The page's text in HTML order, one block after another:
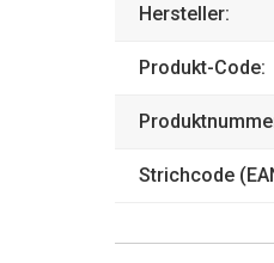
Hersteller:
Produkt-Code:
Strichcode